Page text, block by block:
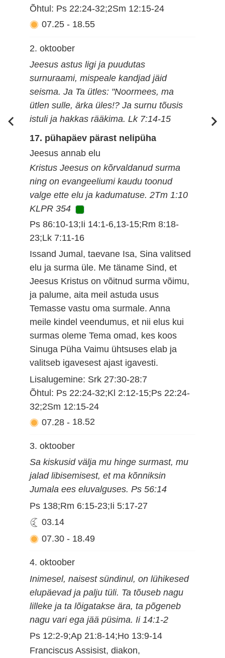
Õhtul: Ps 22:24-32;2Sm 12:15-24
07.25 - 18.55
2. oktoober
Jeesus astus ligi ja puudutas
surnuraami, mispeale kandjad jäid
seisma. Ja Ta ütles: "Noormees, ma
ütlen sulle, ärka üles!? Ja surnu tõusis
istuli ja hakkas rääkima. Lk 7:14-15
17. pühapäev pärast nelipüha
Jeesus annab elu
Kristus Jeesus on kõrvaldanud surma
ning on evangeeliumi kaudu toonud
valge ette elu ja kadumatuse. 2Tm 1:10
KLPR 354
Ps 86:10-13;Ii 14:1-6,13-15;Rm 8:18-
23;Lk 7:11-16
Issand Jumal, taevane Isa, Sina valitsed
elu ja surma üle. Me täname Sind, et
Jeesus Kristus on võitnud surma võimu,
ja palume, aita meil astuda usus
Temasse vastu oma surmale. Anna
meile kindel veendumus, et nii elus kui
surmas oleme Tema omad, kes koos
Sinuga Püha Vaimu ühtsuses elab ja
valitseb igavesest ajast igavesti.
Lisalugemine: Srk 27:30-28:7
Õhtul: Ps 22:24-32;Kl 2:12-15;Ps 22:24-
32;2Sm 12:15-24
07.28 - 18.52
3. oktoober
Sa kiskusid välja mu hinge surmast, mu
jalad libisemisest, et ma kõnniksin
Jumala ees eluvalguses. Ps 56:14
Ps 138;Rm 6:15-23;Ii 5:17-27
03.14
07.30 - 18.49
4. oktoober
Inimesel, naisest sündinul, on lühikesed
elupäevad ja palju tüli. Ta tõuseb nagu
lilleke ja ta lõigatakse ära, ta põgeneb
nagu vari ega jää püsima. Ii 14:1-2
Ps 12:2-9;Ap 21:8-14;Ho 13:9-14
Franciscus Assisist, diakon,